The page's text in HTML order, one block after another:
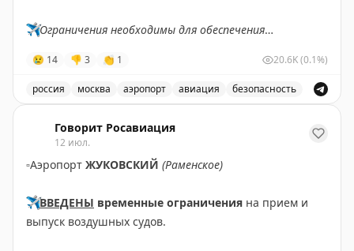
✈️Ограничения необходимы для обеспечения
✈️ Говорит Росавиация| MАХ
😢 14 👎 3 👏 1 20.6K(0.1%)
россия москва аэропорт авиация безопасность
Говорит Росавиация
12 июл.
▫️Аэропорт ЖУКОВСКИЙ (Раменское)
✈️ВВЕДЕНЫ временные ограничения на прием и
выпуск воздушных судов.